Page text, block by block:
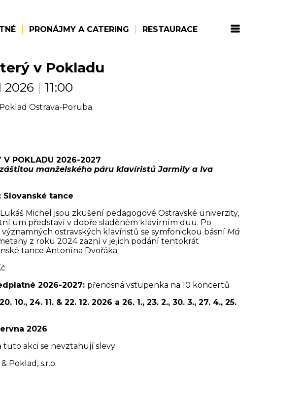
PRONÁJMY A CATERING RESTAURACE
v Pokladu
2026 | 11:00
Poklad Ostrava-Poruba
V POKLADU 2026-2027
manželského páru klavíristů Jarmily a Iva
Slovanské tance
Michel jsou zkušení pedagogové Ostravské univerzity,
um představí v dobře sladěném klavírním duu. Po
ostravských klavíristů se symfonickou básní Má
z roku 2024 zazní v jejich podání tentokrát
tance Antonína Dvořáka.
2026-2027: přenosná vstupenka na 10 koncertů
10., 24. 11. & 22. 12. 2026 a 26. 1., 23. 2., 30. 3., 27. 4., 25.
2026
tuto akci se nevztahují slevy
Poklad, s.r.o.